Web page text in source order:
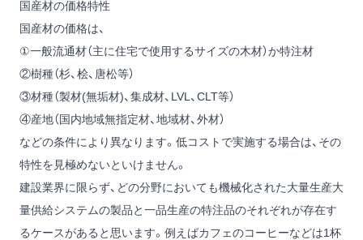
国産材の価格特性
国産材の価格は、
①一般流通材（主に住宅で使用するサイズの木材）か特注材
②樹種（杉、桧、唐松等）
③材種（製材(無垢材)、集成材、LVL、CLT等）
④産地（国内地域無指定材、地域材、外材）
などの条件により異なります。低コストで実施する場合は、その
特性を見極めないといけません。
建設業界に限らず、どの分野においても機械化された大量生産大
量供給システムの製品と一品生産の特注品のそれぞれが存在す
るケースがあると思います。例えばカフェのコーヒーなどは1杯